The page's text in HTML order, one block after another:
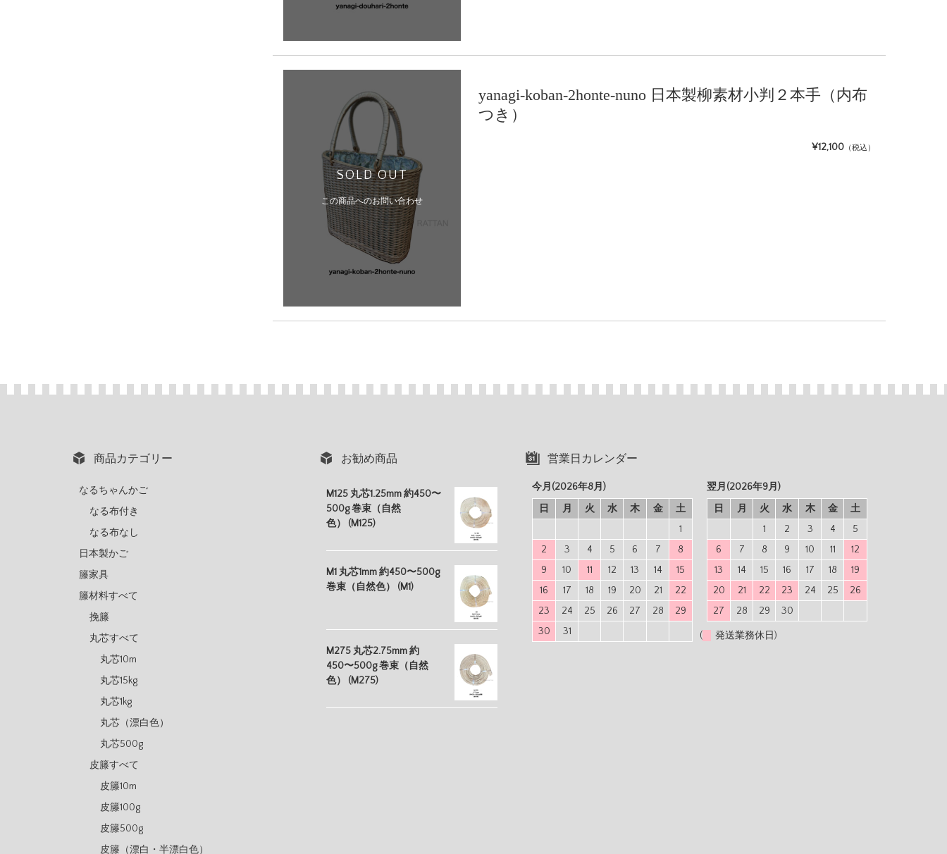
SOLD OUT
この商品へのお問い合わせ
yanagi-koban-2honte-nuno 日本製柳素材小判２本手（内布
つき）
¥12,100 （税込）
商品カテゴリー
なるちゃんかご
なる布付き
なる布なし
日本製かご
籐家具
籐材料すべて
挽籐
丸芯すべて
丸芯10m
丸芯15kg
丸芯1kg
丸芯（漂白色）
丸芯500g
皮籐すべて
皮籐10m
皮籐100g
皮籐500g
皮籐（漂白・半漂白色）
お勧め商品
M125 丸芯1.25mm 約450〜
500g 巻束（自然
色） (M125)
M1 丸芯1mm 約450〜500g
巻束（自然色） (M1)
M275 丸芯2.75mm 約
450〜500g 巻束（自然
色） (M275)
営業日カレンダー
今月(2026年8月)
日
月 火 水 木 金
土
1
2
3 4 5 6 7
8
9
10 11 12 13 14
15
16
17 18 19 20 21
22
23
24 25 26 27 28
29
30
31
翌月(2026年9月)
日
月 火 水 木 金
土
1
2 3 4
5
6
7 8 9 10 11
12
13
14 15 16 17 18
19
20
21 22 23 24 25
26
27
28 29 30
( 発送業務休日)